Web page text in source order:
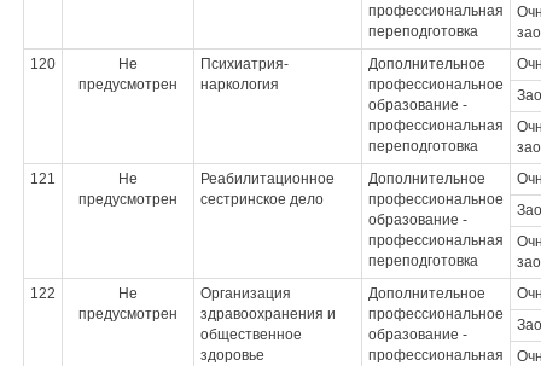
профессиональная
переподготовка
120
Не
предусмотрен
Психиатрия-
наркология
Дополнительное
профессиональное
образование -
профессиональная
переподготовка
121
Не
предусмотрен
Реабилитационное
сестринское дело
Дополнительное
профессиональное
образование -
профессиональная
переподготовка
122
Не
предусмотрен
Организация
здравоохранения и
общественное
здоровье
Дополнительное
профессиональное
образование -
профессиональная